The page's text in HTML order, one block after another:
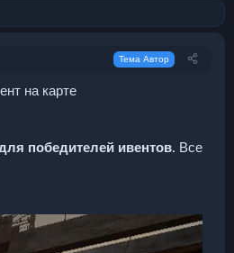
Тема Автор
на карте
победителей ивентов. Все